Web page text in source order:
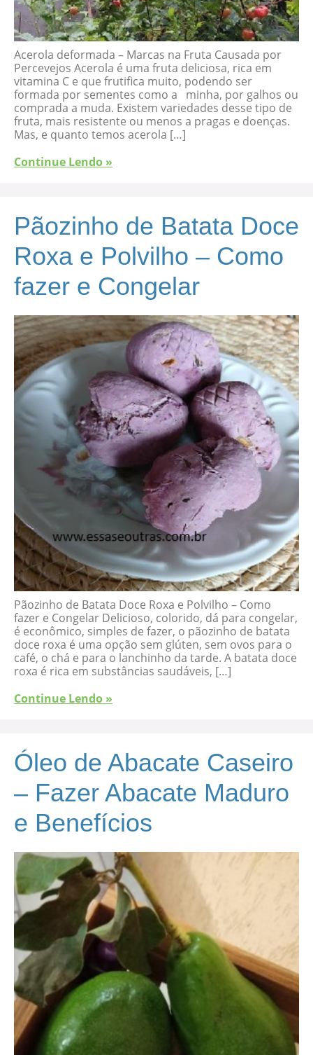
Acerola deformada – Marcas na Fruta Causada por
Percevejos Acerola é uma fruta deliciosa, rica em
vitamina C e que frutifica muito, podendo ser
formada por sementes como a minha, por galhos ou
comprada a muda. Existem variedades desse tipo de
fruta, mais resistente ou menos a pragas e doenças.
Mas, e quanto temos acerola […]
Continue Lendo »
Pãozinho de Batata Doce
Roxa e Polvilho – Como
fazer e Congelar
Pãozinho de Batata Doce Roxa e Polvilho – Como
fazer e Congelar Delicioso, colorido, dá para congelar,
é econômico, simples de fazer, o pãozinho de batata
doce roxa é uma opção sem glúten, sem ovos para o
café, o chá e para o lanchinho da tarde. A batata doce
roxa é rica em substâncias saudáveis, […]
Continue Lendo »
Óleo de Abacate Caseiro
– Fazer Abacate Maduro
e Benefícios